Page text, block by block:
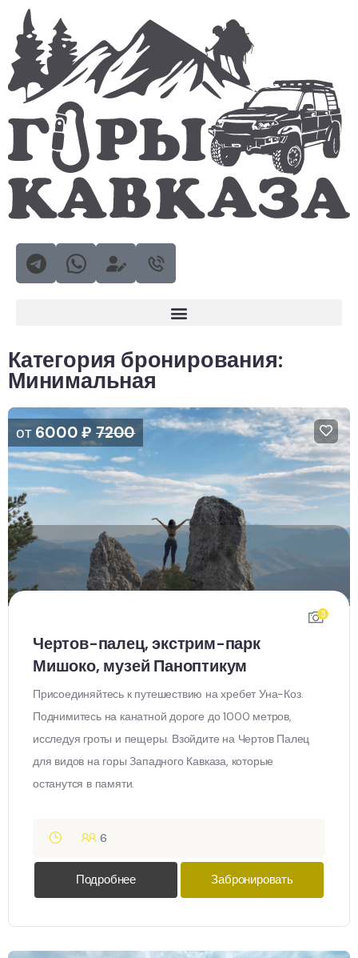
Категория бронирования:
Минимальная
от 6000₽ 7200
3
Чертов-палец, экстрим-парк
Мишоко, музей Паноптикум
Присоединяйтесь к путешествию на хребет Уна-Коз.
Поднимитесь на канатной дороге до 1000 метров,
исследуя гроты и пещеры. Взойдите на Чертов Палец
для видов на горы Западного Кавказа, которые
останутся в памяти.
6
Подробнее Забронировать